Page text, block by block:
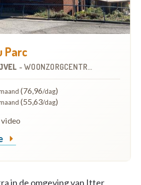
Parc
- WOONZORGCENTRUM (WZC)
(76,96/dag)
(55,63/dag)
video
in de omgeving van Itter